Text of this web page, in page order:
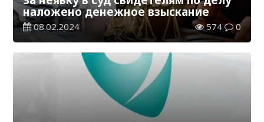
наложено денежное взыскание
08.02.2024 574 0